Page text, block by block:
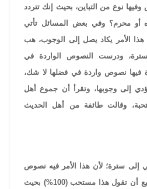
نوع من التباين، بحيث إنك تتردد
أو محرم؟ وفي بعض المسائل تأتي
الأمر يكاد يصل إلى الوجوب، هب
ودرست النصوص الواردة في
فيها نصوص واردة في فضلها لا شك،
إلى وجوبها، وتقرأ أن جموع أهل
وقالت طائفة من أهل الحديث
إلى سترة؛ لأن هذا الأمر فيه نصوص
تقربه من الوجوب، ولا تستطيع أن تقول هذا مستحب (100%) بحيث